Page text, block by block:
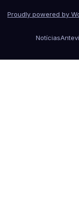
Proudly powered by
Notícias